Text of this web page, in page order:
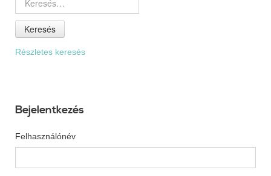
Keresés
Részletes keresés
Bejelentkezés
Felhasználónév